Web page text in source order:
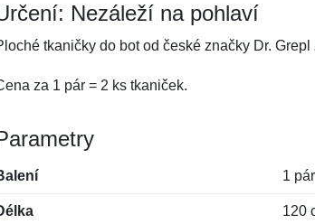
Nezáleží na pohlaví
tkaničky do bot od české značky Dr.
za 1 pár = 2 ks tkaniček.
1 pár
120